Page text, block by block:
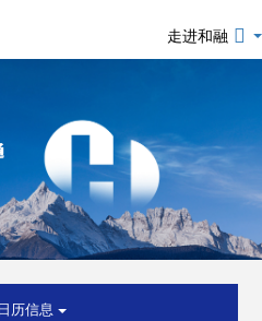
走进和融
历信息